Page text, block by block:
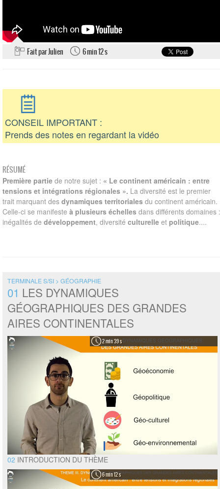
Fait par Julien 6 min 12 s
CONSEIL IMPORTANT :
Prends des notes en regardant la vidéo
RÉSUMÉ
Première partie de notre sujet : « Le continent américain : entre
tensions et intégrations régionales ». La diversité est le premier
trait marquant des dynamiques territoriales du continent américain.
Celle-ci se manifeste à plusieurs échelles dans différents domaines :
inégalités de développement, diversité culturelle et politique....
TERMINALE S/SI > GÉOGRAPHIE
01 LES DYNAMIQUES
GÉOGRAPHIQUES DES GRANDES
AIRES CONTINENTALES
2 min 39 s
02 INTRODUCTION DU THÈME
6 min 12 s